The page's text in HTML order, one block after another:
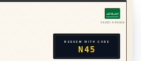
لا إله إلا الله
SAUDI ARABIA
REDEEM WITH CODE
N45